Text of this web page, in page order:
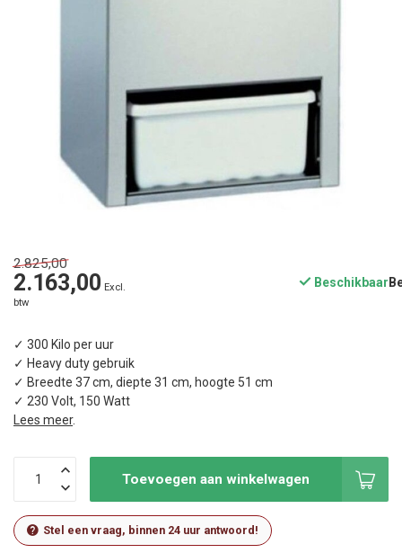
2.825,00
2.163,00 Excl.
btw
Beschikbaar
✓ 300 Kilo per uur
✓ Heavy duty gebruik
✓ Breedte 37 cm, diepte 31 cm, hoogte 51 cm
✓ 230 Volt, 150 Watt
Lees meer.
Toevoegen aan winkelwagen
Stel een vraag, binnen 24 uur antwoord!